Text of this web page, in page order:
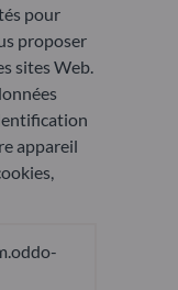
pour
proposer
sites Web.
appareil